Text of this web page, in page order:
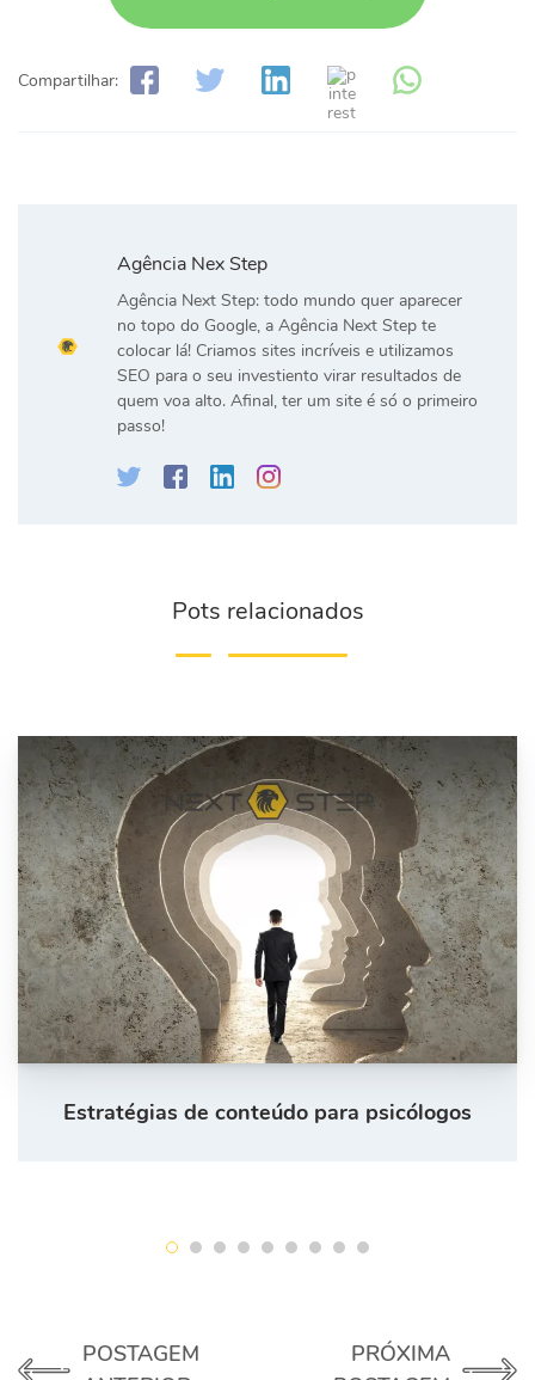
Compartilhar:
Agência Nex Step
Agência Next Step: todo mundo quer aparecer
no topo do Google, a Agência Next Step te
colocar lá! Criamos sites incríveis e utilizamos
SEO para o seu investiento virar resultados de
quem voa alto. Afinal, ter um site é só o primeiro
passo!
Pots relacionados
Estratégias de conteúdo para psicólogos
POSTAGEM
PRÓXIMA